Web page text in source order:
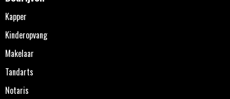
Kapper
Kinderopvang
Makelaar
Tandarts
Notaris